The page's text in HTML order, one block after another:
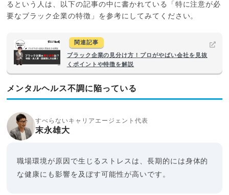
るという人は、以下の記事の中に書かれている「特に注意が必
要なブラック企業の特徴」を参考にしてみてください。
関連記事
ブラック企業の見分け方！プロがやばい会社を見抜
くポイントや特徴を解説
メンタルヘルス不調に陥っている
すべらないキャリアエージェント代表
末永雄大
職場環境が原因で生じるストレスは、長期的には身体的
な健康にも影響を及ぼす可能性が高いです。